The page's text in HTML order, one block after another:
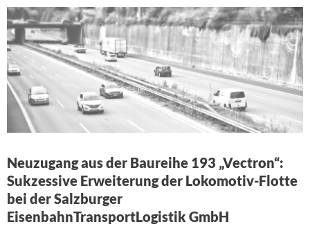
Neuzugang aus der Baureihe 193 „Vectron“:
Sukzessive Erweiterung der Lokomotiv-Flotte
bei der Salzburger
EisenbahnTransportLogistik GmbH